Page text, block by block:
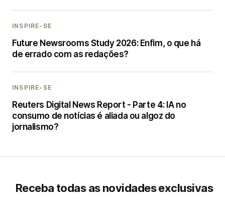
INSPIRE-SE
Future Newsrooms Study 2026: Enfim, o que há
de errado com as redações?
INSPIRE-SE
Reuters Digital News Report - Parte 4: IA no
consumo de notícias é aliada ou algoz do
jornalismo?
Receba todas as novidades exclusivas